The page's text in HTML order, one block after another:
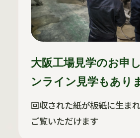
大阪工場見学のお申
ンライン見学もあり
回収された紙が板紙に生ま
ご覧いただけます